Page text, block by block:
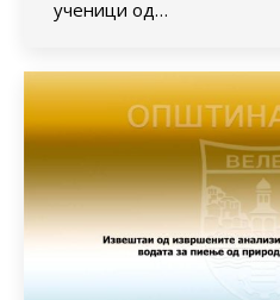
ученици од…